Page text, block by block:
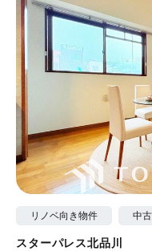
リノベ向き物件 中
スターパレス北品川